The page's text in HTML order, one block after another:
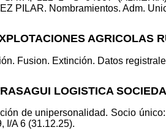
PILAR. Nombramientos. Adm.
AGRICOLAS
Fusion. Extinción. Datos
LOGISTICA
de unipersonalidad. Socio
I/A 6 (31.12.25).